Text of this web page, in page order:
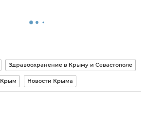
Здравоохранение в Крыму и Севастополе
Крым Новости Крыма